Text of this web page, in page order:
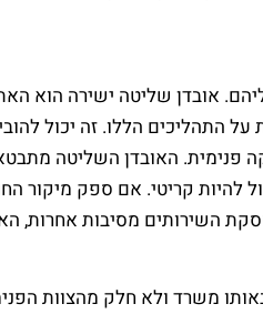
אובדן שליטה ישירה הוא
על התהליכים הללו. זה יכול
פנימית. האובדן השליטה
קריטי. אם ספק מיקור
השירותים מסיבות אחרות,
משרד ולא חלק מהצוות